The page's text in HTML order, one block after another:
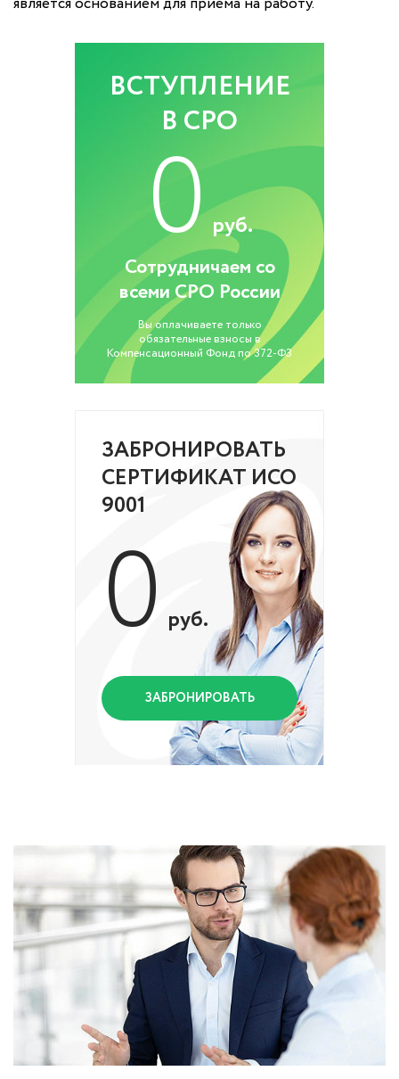
ВСТУПЛЕНИЕ
В СРО
0 руб.
Сотрудничаем со
всеми СРО России
Вы оплачиваете только
обязательные взносы в
Компенсационный Фонд по 372-ФЗ
ЗАБРОНИРОВАТЬ
СЕРТИФИКАТ ИСО
9001
0 руб.
ЗАБРОНИРОВАТЬ